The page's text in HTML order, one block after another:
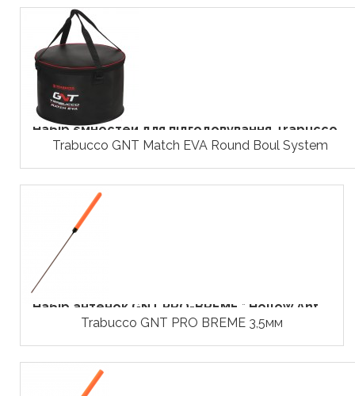
Набір ємностей для підгодовування Trabucco...
Trabucco GNT Match EVA Round Boul System
Набір антенок GNT PRO-BREME * Hollow Ant....
Trabucco GNT PRO BREME 3,5мм